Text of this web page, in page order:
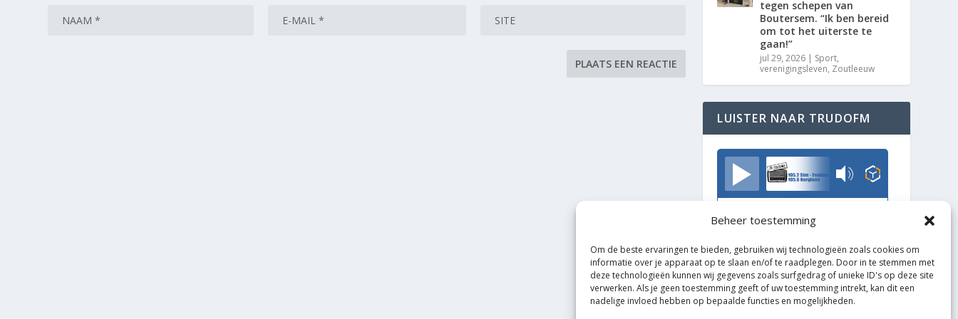
Beheer toestemming
Om de beste ervaringen te bieden, gebruiken wij technologieën zoals cookies om
informatie over je apparaat op te slaan en/of te raadplegen. Door in te stemmen met
deze technologieën kunnen wij gegevens zoals surfgedrag of unieke ID's op deze site
verwerken. Als je geen toestemming geeft of uw toestemming intrekt, kan dit een
nadelige invloed hebben op bepaalde functies en mogelijkheden.
tegen schepen van
Boutersem. “Ik ben bereid
om tot het uiterste te
gaan!”
jul 29, 2026 | Sport,
verenigingsleven, Zoutleeuw
LUISTER NAAR TRUDOFM
TrudoFM